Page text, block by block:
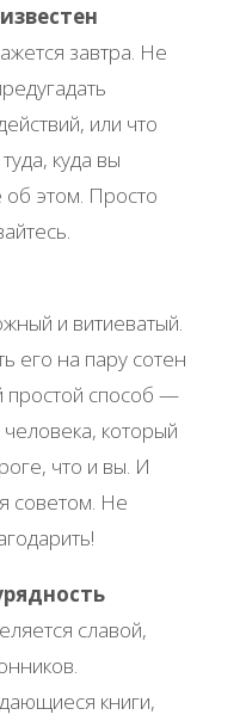
завтра. Не
или что
куда вы
этом. Просто
и витиеватый.
его на пару сотен
простой способ —
который
что и вы. И
советом. Не
славой,
книги,